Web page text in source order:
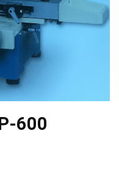
600